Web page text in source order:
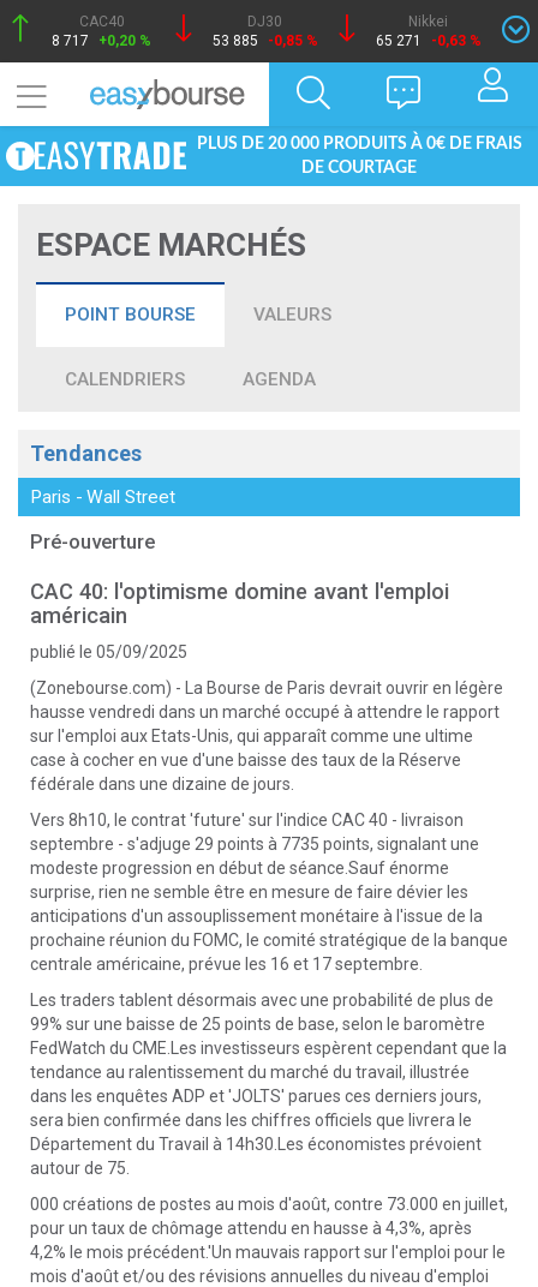
CAC40
8 717
+0,20 %
DJ30
53 885
-0,85 %
Nikkei
65 271
-0,63 %
PLUS DE 20 000 PRODUITS À 0€ DE FRAIS
DE COURTAGE
ESPACE MARCHÉS
POINT BOURSE VALEURS
CALENDRIERS AGENDA
Tendances
Paris - Wall Street
Pré-ouverture
CAC 40: l'optimisme domine avant l'emploi
américain
publié le 05/09/2025
(Zonebourse.com) - La Bourse de Paris devrait ouvrir en légère
hausse vendredi dans un marché occupé à attendre le rapport
sur l'emploi aux Etats-Unis, qui apparaît comme une ultime
case à cocher en vue d'une baisse des taux de la Réserve
fédérale dans une dizaine de jours.
Vers 8h10, le contrat 'future' sur l'indice CAC 40 - livraison
septembre - s'adjuge 29 points à 7735 points, signalant une
modeste progression en début de séance.Sauf énorme
surprise, rien ne semble être en mesure de faire dévier les
anticipations d'un assouplissement monétaire à l'issue de la
prochaine réunion du FOMC, le comité stratégique de la banque
centrale américaine, prévue les 16 et 17 septembre.
Les traders tablent désormais avec une probabilité de plus de
99% sur une baisse de 25 points de base, selon le baromètre
FedWatch du CME.Les investisseurs espèrent cependant que la
tendance au ralentissement du marché du travail, illustrée
dans les enquêtes ADP et 'JOLTS' parues ces derniers jours,
sera bien confirmée dans les chiffres officiels que livrera le
Département du Travail à 14h30.Les économistes prévoient
autour de 75.
000 créations de postes au mois d'août, contre 73.000 en juillet,
pour un taux de chômage attendu en hausse à 4,3%, après
4,2% le mois précédent.'Un mauvais rapport sur l'emploi pour le
mois d'août et/ou des révisions annuelles du niveau d'emploi